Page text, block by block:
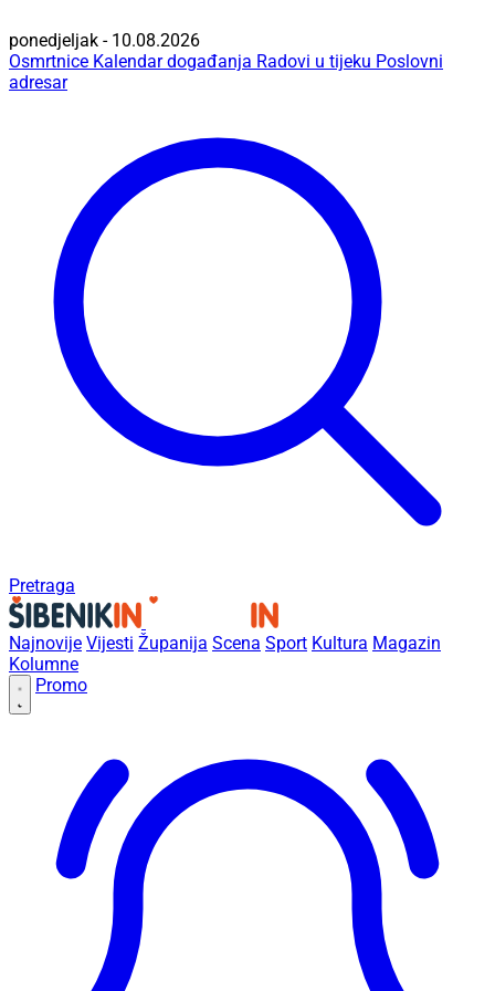
ponedjeljak - 10.08.2026
Osmrtnice Kalendar događanja Radovi u tijeku Poslovni
adresar
Pretraga
Najnovije Vijesti Županija Scena Sport Kultura Magazin
Kolumne
Promo